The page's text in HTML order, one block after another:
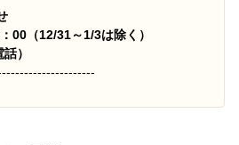
00（12/31～1/3は除く）
）